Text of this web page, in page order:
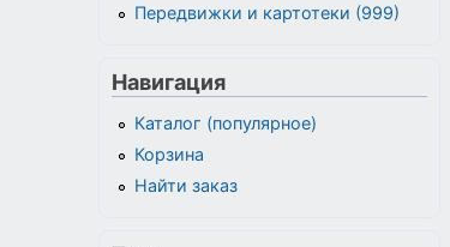
Передвижки и картотеки (999)
Навигация
Каталог (популярное)
Корзина
Найти заказ